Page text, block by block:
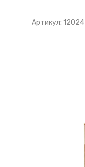
Артикул: 12024